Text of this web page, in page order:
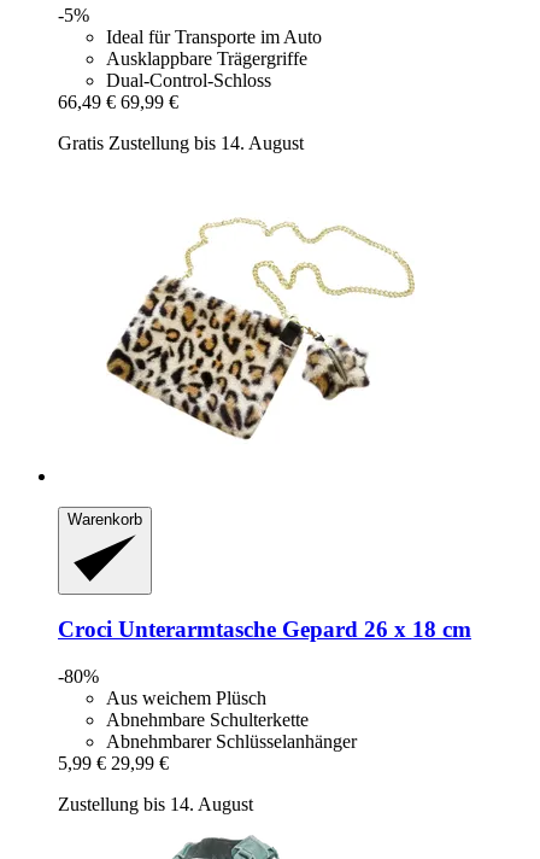
-5%
Ideal für Transporte im Auto
Ausklappbare Trägergriffe
Dual-Control-Schloss
66,49 € 69,99 €
Gratis Zustellung bis 14. August
Warenkorb
Croci Unterarmtasche Gepard 26 x 18 cm
-80%
Aus weichem Plüsch
Abnehmbare Schulterkette
Abnehmbarer Schlüsselanhänger
5,99 € 29,99 €
Zustellung bis 14. August